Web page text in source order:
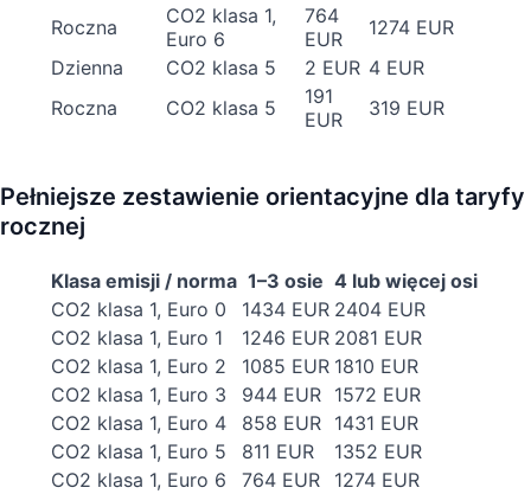
Roczna
CO2 klasa 1,
Euro 6
764
EUR
1274 EUR
Dzienna
CO2 klasa 5 2 EUR 4 EUR
Roczna
CO2 klasa 5
191
EUR
319 EUR
Pełniejsze zestawienie orientacyjne dla taryfy
rocznej
Klasa emisji / norma 1–3 osie 4 lub więcej osi
CO2 klasa 1, Euro 0
1434 EUR 2404 EUR
CO2 klasa 1, Euro 1
1246 EUR 2081 EUR
CO2 klasa 1, Euro 2
1085 EUR 1810 EUR
CO2 klasa 1, Euro 3
944 EUR 1572 EUR
CO2 klasa 1, Euro 4
858 EUR 1431 EUR
CO2 klasa 1, Euro 5
811 EUR
1352 EUR
CO2 klasa 1, Euro 6
764 EUR
1274 EUR